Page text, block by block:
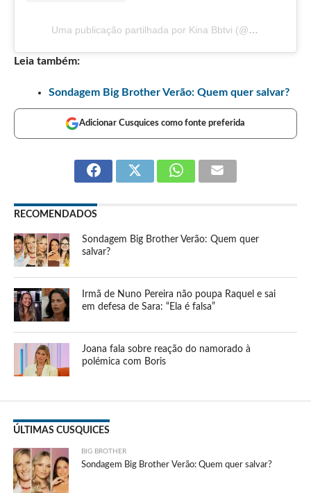
Uma publicação partilhada por Kina Bbtvi (@kinabbtvi)
Leia também:
Sondagem Big Brother Verão: Quem quer salvar?
Adicionar Cusquices como fonte preferida
RECOMENDADOS
Sondagem Big Brother Verão: Quem quer
salvar?
Irmã de Nuno Pereira não poupa Raquel e sai
em defesa de Sara: “Ela é falsa”
Joana fala sobre reação do namorado à
polémica com Boris
ÚLTIMAS CUSQUICES
BIG BROTHER
Sondagem Big Brother Verão: Quem quer salvar?